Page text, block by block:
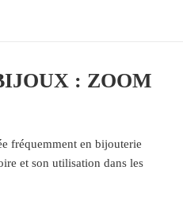
: ZOOM
fréquemment en bijouterie
et son utilisation dans les